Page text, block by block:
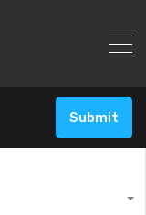
Submit